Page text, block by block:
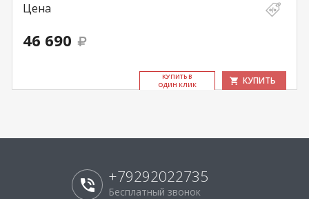
Цена
46 690
КУ­ПИТЬ В
ОДИН КЛИК
КУПИТЬ
+79292022735
Бесплатный звонок